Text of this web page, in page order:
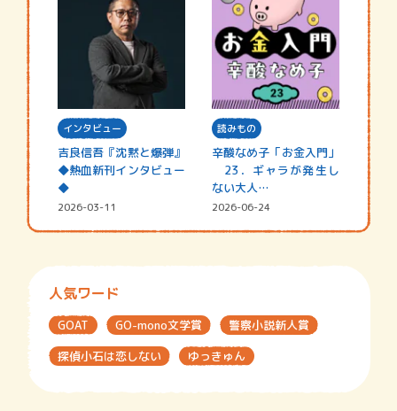
インタビュー
吉良信吾『沈黙と爆弾』
◆熱血新刊インタビュー
◆
2026-03-11
読みもの
辛酸なめ子「お金入門」
23．ギャラが発生し
ない大人…
2026-06-24
人気ワード
GOAT GO-mono文学賞
警察小説新人賞
探偵小石は恋しない
ゆっきゅん